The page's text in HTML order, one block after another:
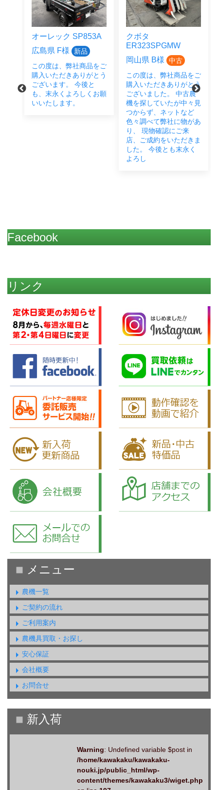
オーレック SP853A
広島県 F様
新品
この度は、弊社商品をご
購入いただきありがとう
ございます。 今後と
も、末永くよろしくお願
いいたします。
クボタ
ER323SPGMW
岡山県 B様
中古
この度は、弊社商品をご
購入いただきありがとう
ございました。 中古農
機を探していたが中々見
つからず、ネットなど
色々調べて弊社に物があ
り、 現物確認にご来
店、ご成約をいただきま
した。 今後とも末永く
よろし
Facebook
リンク
農機一覧
ご契約の流れ
ご利用案内
農機具買取・お探し
安心保証
会社概要
お問合せ
Warning: Undefined variable $post in
/home/kawakaku/kawakaku-
nouki.jp/public_html/wp-
content/themes/kawakaku3/wiget.php